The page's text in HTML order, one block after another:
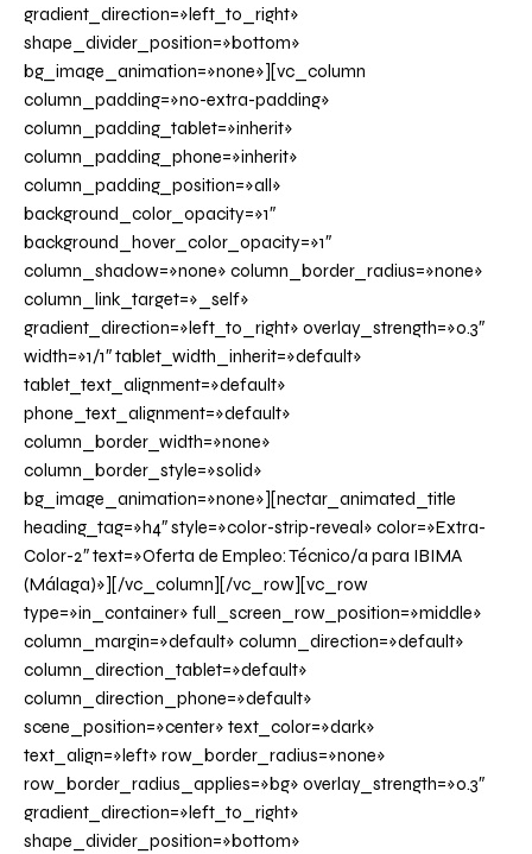
gradient_direction=»left_to_right»
shape_divider_position=»bottom»
bg_image_animation=»none»][vc_column
column_padding=»no-extra-padding»
column_padding_tablet=»inherit»
column_padding_phone=»inherit»
column_padding_position=»all»
background_color_opacity=»1″
background_hover_color_opacity=»1″
column_shadow=»none» column_border_radius=»none»
column_link_target=»_self»
gradient_direction=»left_to_right» overlay_strength=»0.3″
width=»1/1″ tablet_width_inherit=»default»
tablet_text_alignment=»default»
phone_text_alignment=»default»
column_border_width=»none»
column_border_style=»solid»
bg_image_animation=»none»][nectar_animated_title
heading_tag=»h4″ style=»color-strip-reveal» color=»Extra-
Color-2″ text=»Oferta de Empleo: Técnico/a para IBIMA
(Málaga)»][/vc_column][/vc_row][vc_row
type=»in_container» full_screen_row_position=»middle»
column_margin=»default» column_direction=»default»
column_direction_tablet=»default»
column_direction_phone=»default»
scene_position=»center» text_color=»dark»
text_align=»left» row_border_radius=»none»
row_border_radius_applies=»bg» overlay_strength=»0.3″
gradient_direction=»left_to_right»
shape_divider_position=»bottom»